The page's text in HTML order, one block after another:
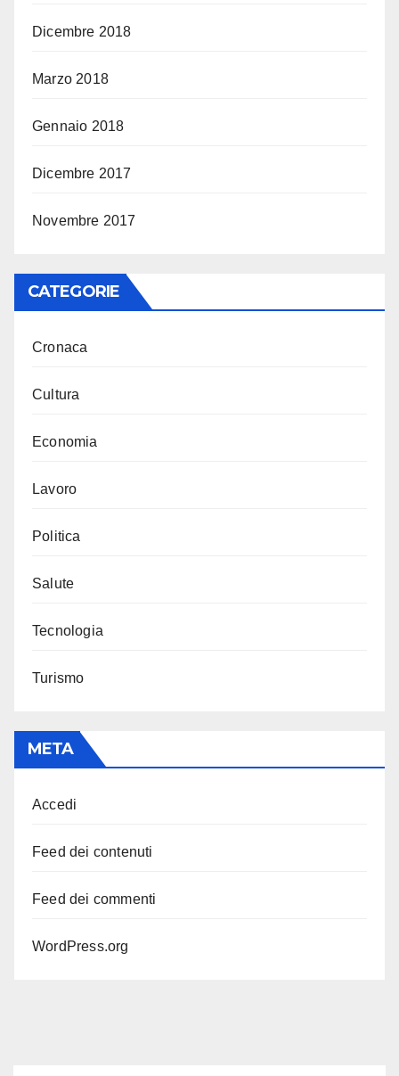
Dicembre 2018
Marzo 2018
Gennaio 2018
Dicembre 2017
Novembre 2017
CATEGORIE
Cronaca
Cultura
Economia
Lavoro
Politica
Salute
Tecnologia
Turismo
META
Accedi
Feed dei contenuti
Feed dei commenti
WordPress.org